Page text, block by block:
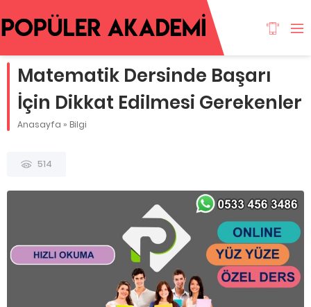
Matematik Dersinde Başarı
İçin Dikkat Edilmesi Gerekenler
Anasayfa » Bilgi
514